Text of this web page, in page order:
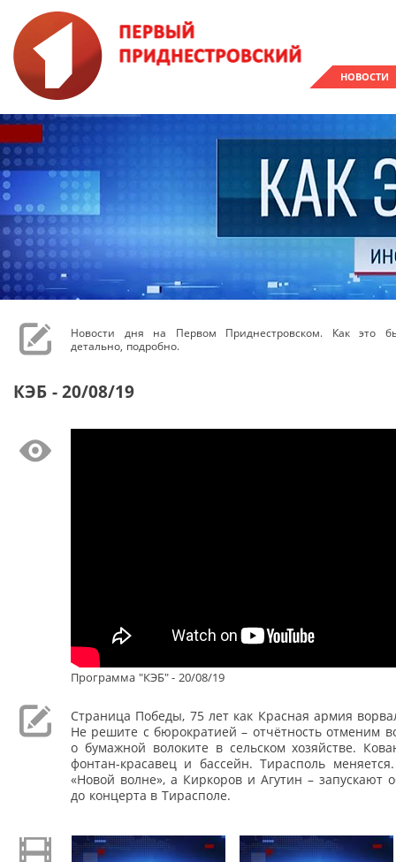
НОВОСТИ
Новости дня на Первом Приднестровском. Как это
детально, подробно.
КЭБ - 20/08/19
Программа "КЭБ" - 20/08/19
Страница Победы, 75 лет как Красная армия
Не решите с бюрократией – отчётность отменим
о бумажной волоките в сельском хозяйстве.
фонтан-красавец и бассейн. Тирасполь
«Новой волне», а Киркоров и Агутин – запускают
до концерта в Тирасполе.